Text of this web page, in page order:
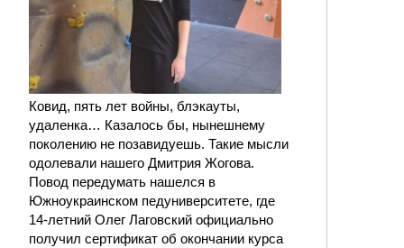
Ковид, пять лет войны, блэкауты,
удаленка… Казалось бы, нынешнему
поколению не позавидуешь. Такие мысли
одолевали нашего Дмитрия Жогова.
Повод передумать нашелся в
Южноукраинском педуниверситете, где
14-летний Олег Лаговский официально
получил сертификат об окончании курса